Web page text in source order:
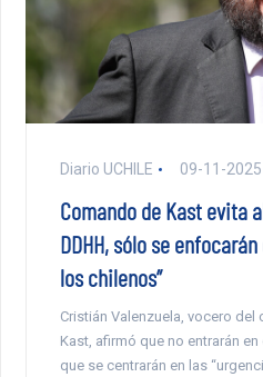
Diario UCHILE 09-11-2025
Comando de Kast evita
DDHH, sólo se
los chilenos”
Cristián Valenzuela, vocero
Kast, afirmó que no entrarán
que se centrarán en las